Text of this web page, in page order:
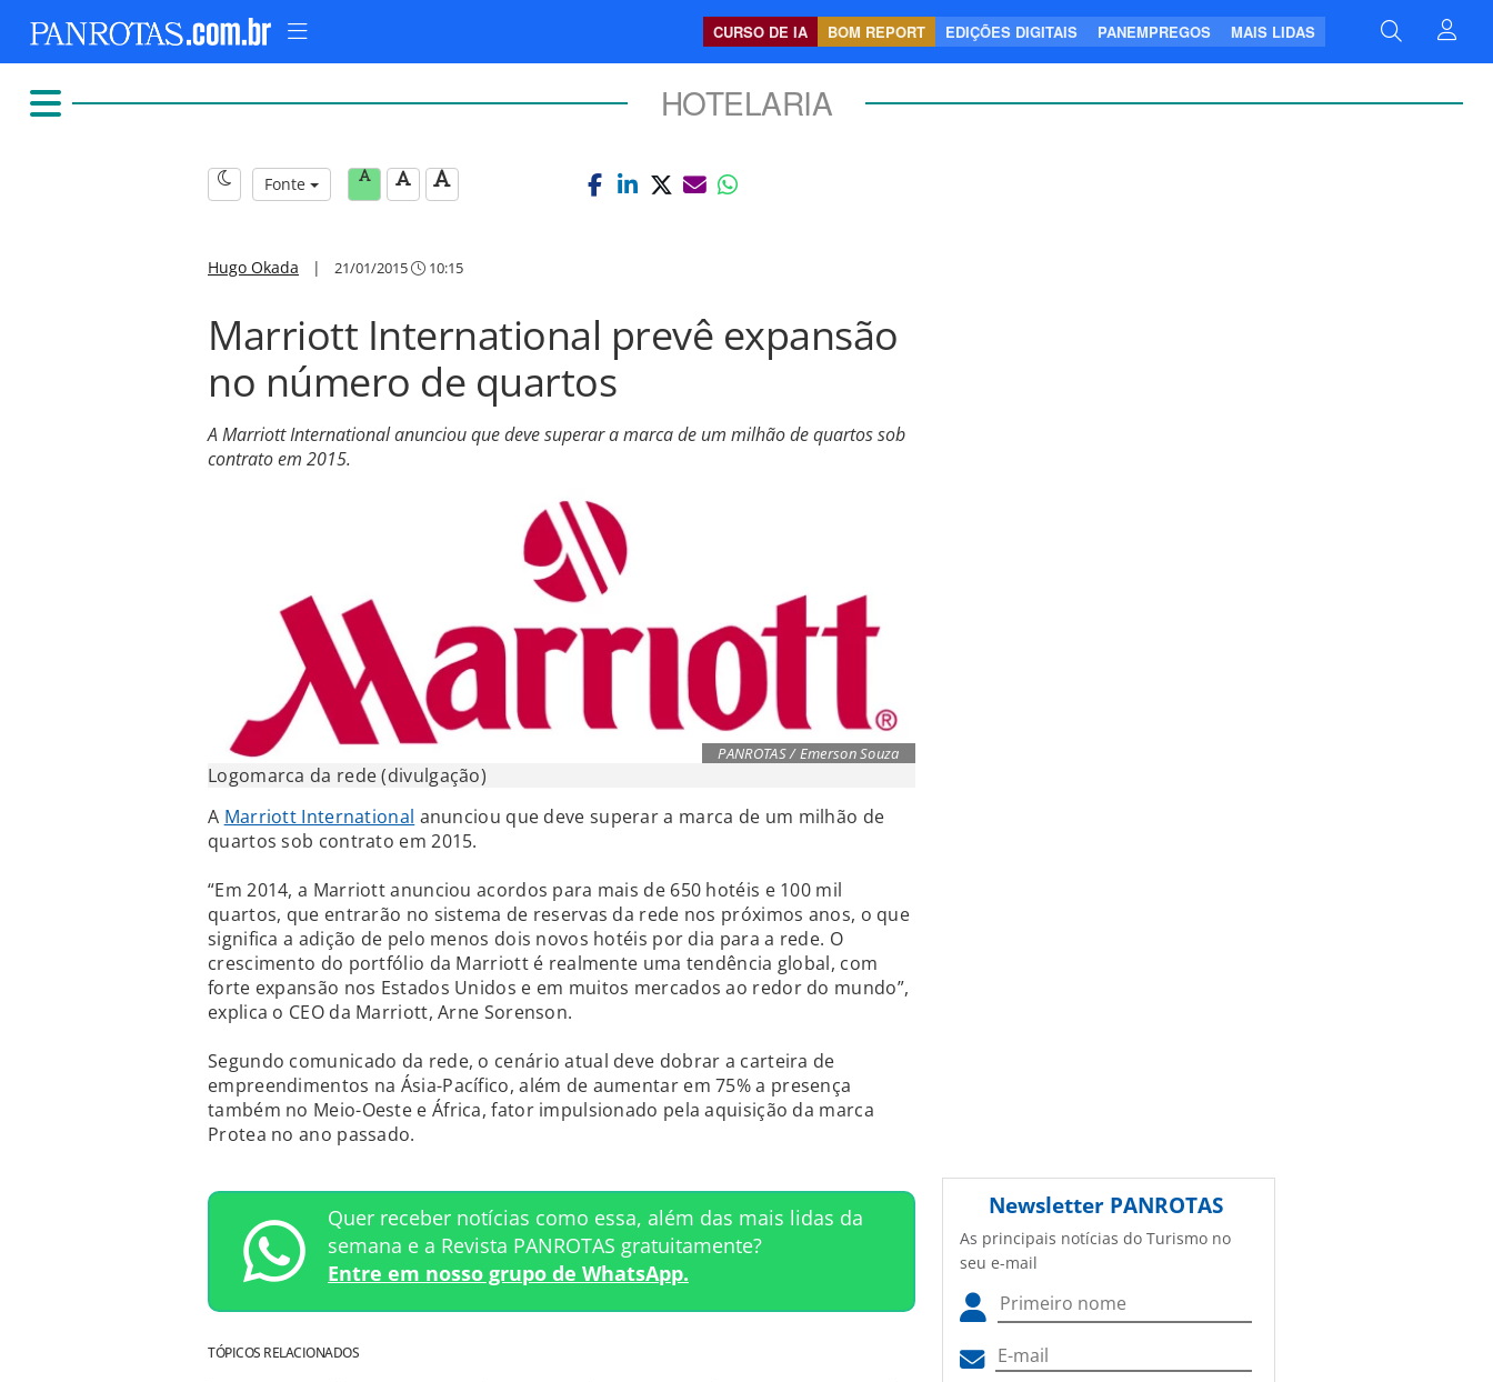
CURSO DE IA BOM REPORT EDIÇÕES DIGITAIS PANEMPREGOS MAIS LIDAS
HOTELARIA
Fonte
Hugo Okada | 21/01/2015 10:15
Marriott International prevê expansão
no número de quartos
A Marriott International anunciou que deve superar a marca de um milhão de quartos sob
contrato em 2015.
PANROTAS / Emerson Souza
Logomarca da rede (divulgação)
A Marriott International anunciou que deve superar a marca de um milhão de
quartos sob contrato em 2015.
“Em 2014, a Marriott anunciou acordos para mais de 650 hotéis e 100 mil
quartos, que entrarão no sistema de reservas da rede nos próximos anos, o que
significa a adição de pelo menos dois novos hotéis por dia para a rede. O
crescimento do portfólio da Marriott é realmente uma tendência global, com
forte expansão nos Estados Unidos e em muitos mercados ao redor do mundo”,
explica o CEO da Marriott, Arne Sorenson.
Segundo comunicado da rede, o cenário atual deve dobrar a carteira de
empreendimentos na Ásia-Pacífico, além de aumentar em 75% a presença
também no Meio-Oeste e África, fator impulsionado pela aquisição da marca
Protea no ano passado.
Quer receber notícias como essa, além das mais lidas da
semana e a Revista PANROTAS gratuitamente?
Entre em nosso grupo de WhatsApp.
TÓPICOS RELACIONADOS
Newsletter PANROTAS
As principais notícias do Turismo no
seu e-mail